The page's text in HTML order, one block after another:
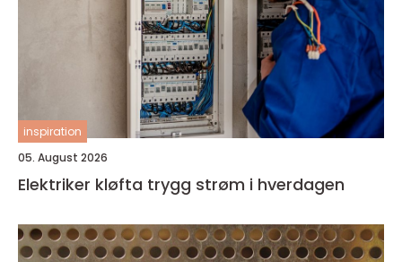
inspiration
05. August 2026
Elektriker kløfta trygg strøm i hverdagen